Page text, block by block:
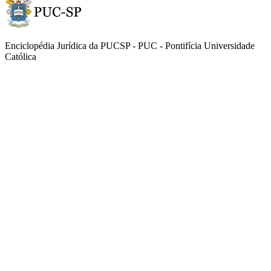
Enciclopédia Jurídica da PUCSP - PUC - Pontifícia Universidade
Católica